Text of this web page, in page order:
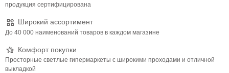
продукция сертифицирована
Широкий ассортимент
До 40 000 наименований товаров в каждом магазине
Комфорт покупки
Просторные светлые гипермаркеты с широкими проходами и отличной
выкладкой